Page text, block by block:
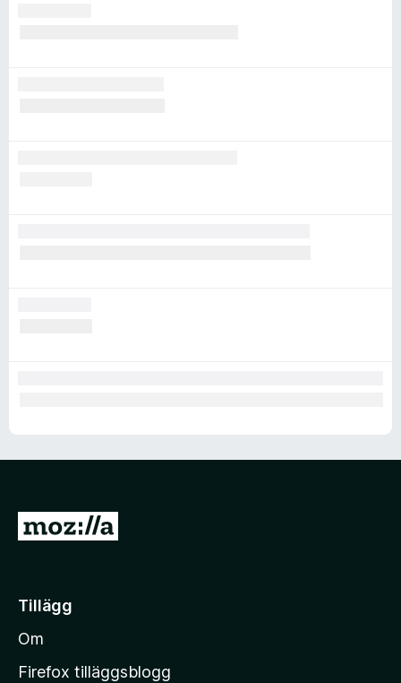
G
i
l
M
Tillägg
Om
Firefox tilläggsblogg